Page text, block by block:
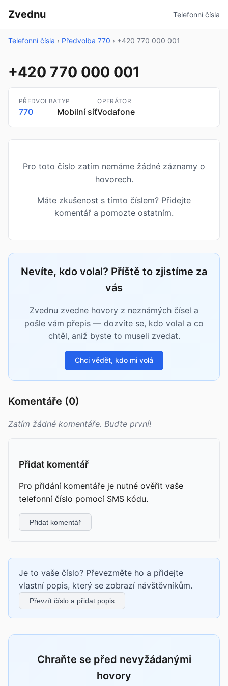
Zvednu Telefonní čísla
Telefonní čísla › Předvolba 770 › +420 770 000 001
+420 770 000 001
PŘEDVOLBA
770
TYP
Mobilní síť
OPERÁTOR
Vodafone
Pro toto číslo zatím nemáme žádné záznamy o
hovorech.
Máte zkušenost s tímto číslem? Přidejte
komentář a pomozte ostatním.
Nevíte, kdo volal? Příště to zjistíme za
vás
Zvednu zvedne hovory z neznámých čísel a
pošle vám přepis — dozvíte se, kdo volal a co
chtěl, aniž byste to museli zvedat.
Chci vědět, kdo mi volá
Komentáře (0)
Zatím žádné komentáře. Buďte první!
Přidat komentář
Pro přidání komentáře je nutné ověřit vaše
telefonní číslo pomocí SMS kódu.
Přidat komentář
Je to vaše číslo? Převezměte ho a přidejte
vlastní popis, který se zobrazí návštěvníkům.
Převzít číslo a přidat popis
Chraňte se před nevyžádanými
hovory